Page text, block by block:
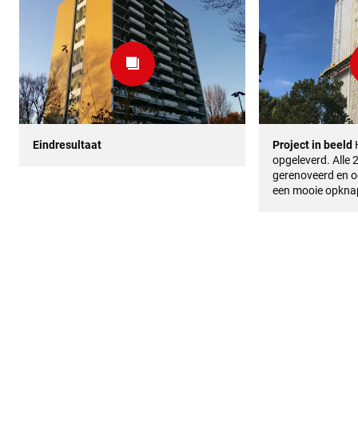
Eindresultaat Project in beeld
opgeleverd. Alle
gerenoveerd en
een mooie